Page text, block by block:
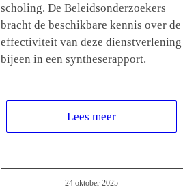
scholing. De Beleidsonderzoekers
bracht de beschikbare kennis over de
effectiviteit van deze dienstverlening
bijeen in een syntheserapport.
Lees meer
24 oktober 2025